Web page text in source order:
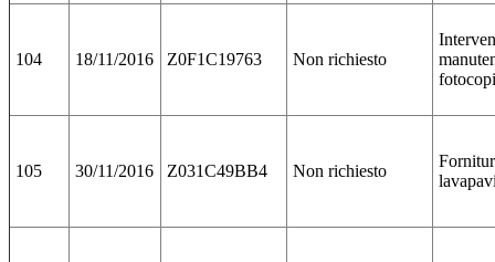
104 18/11/2016 Z0F1C19763 Non richiesto
105 30/11/2016 Z031C49BB4 Non richiesto